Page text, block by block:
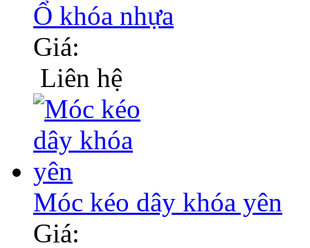
Ổ khóa nhựa
Giá:
Liên hệ
Móc kéo dây khóa yên
Giá: